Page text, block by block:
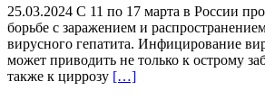
25.03.2024 С 11 по 17 марта в России
борьбе с заражением и
вирусного гепатита. Инфицирование
может приводить не только к острому
также к циррозу […]